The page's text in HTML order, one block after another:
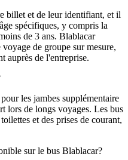
billet et de leur identifiant, et il
spécifiques, y compris la
de 3 ans. Blablacar
de groupe sur mesure,
auprès de l'entreprise.
les jambes supplémentaire
lors de longs voyages. Les bus
et des prises de courant,
sur le bus Blablacar?